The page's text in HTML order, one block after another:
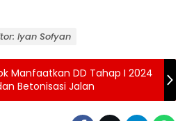
Iyan Sofyan
Manfaatkan DD Tahap I 2024
Betonisasi Jalan